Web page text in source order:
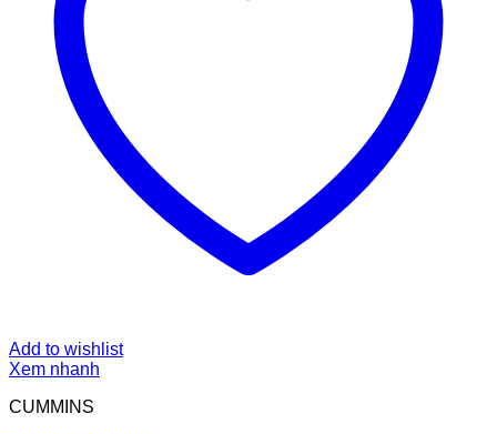
Add to wishlist
Xem nhanh
CUMMINS